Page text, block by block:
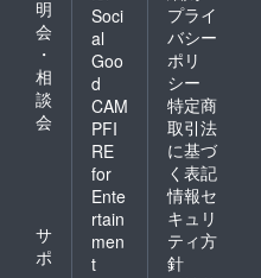
明
会
・
相
談
会
サ
ポ
Soci
al
Goo
d
CAM
PFI
RE
for
Ente
rtain
men
t
プライ
バシー
ポリ
シー
特定商
取引法
に基づ
く表記
情報セ
キュリ
ティ方
針